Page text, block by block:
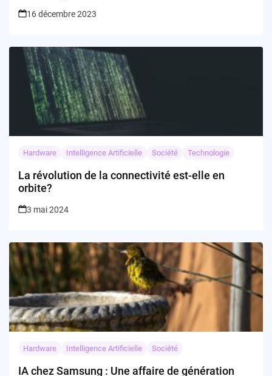
16 décembre 2023
Hardware Intelligence Artificielle Société Technologie
La révolution de la connectivité est-elle en
orbite?
3 mai 2024
Hardware Intelligence Artificielle Société
IA chez Samsung : Une affaire de génération